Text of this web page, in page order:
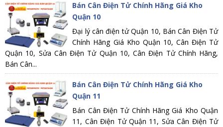
Bán Cân Điện Tử Chính Hãng Giá Kho
Quận 10
Đại lý cân điện tử Quận 10, Bán Cân Điện Tử
Chính Hãng Giá Kho Quận 10, Cân Điện Tử
Quận 10, Sửa Cân Điện Tử Quận 10, Cân Điện Tử Chính Hãng,
Bán Cân...
Bán Cân Điện Tử Chính Hãng Giá Kho
Quận 11
Bán Cân Điện Tử Chính Hãng Giá Kho Quận
11, Cân Điện Tử Quận 11, Sửa Cân Điện Tử